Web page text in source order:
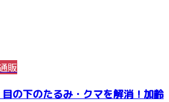
販
目の下のたるみ・クマを解消！加齢